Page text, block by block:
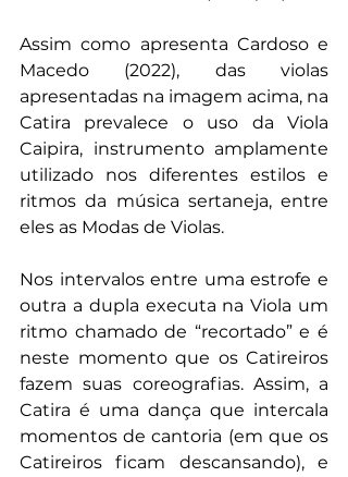
Assim como apresenta Cardoso e
Macedo (2022), das violas
apresentadas na imagem acima, na
Catira prevalece o uso da Viola
Caipira, instrumento amplamente
utilizado nos diferentes estilos e
ritmos da música sertaneja, entre
eles as Modas de Violas.
Nos intervalos entre uma estrofe e
outra a dupla executa na Viola um
ritmo chamado de “recortado” e é
neste momento que os Catireiros
fazem suas coreografias. Assim, a
Catira é uma dança que intercala
momentos de cantoria (em que os
Catireiros ficam descansando), e